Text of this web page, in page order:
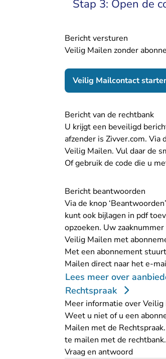
Stap 3: Open de
Bericht versturen
Veilig Mailen zonder
Veilig Mailcontact
Bericht van de rechtbank
U krijgt een beveiligd
afzender is Zivver.com. Via
Veilig Mailen. Vul daar de
Of gebruik de code die u
Bericht beantwoorden
Via de knop
kunt ook bijlagen in pdf
opzoeken. Uw
Veilig Mailen met
Met een abonnement
Mailen direct naar het e-
Lees meer over
Rechtspraak
Meer informatie over Veilig
Weet u niet of u een
Mailen met de Rechtspraak
te mailen met de rechtbank.
Vraag en antwoord